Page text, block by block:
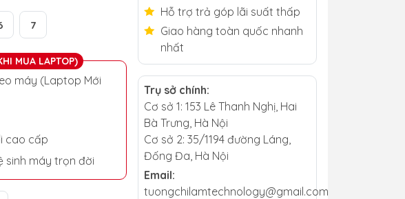
7
MUA LAPTOP)
máy (Laptop Mới
cao cấp
sinh máy trọn đời
Hỗ trợ trả góp lãi suất thấp
Giao hàng toàn quốc nhanh
nhất
Trụ sở chính:
Cơ sở 1: 153 Lê Thanh Nghị, Hai
Bà Trưng, Hà Nội
Cơ sở 2: 35/1194 đường Láng,
Đống Đa, Hà Nội
Email:
tuongchilamtechnology@gmail.com